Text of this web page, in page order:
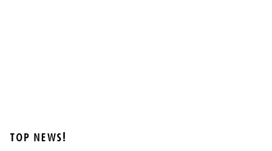
TOP NEWS!